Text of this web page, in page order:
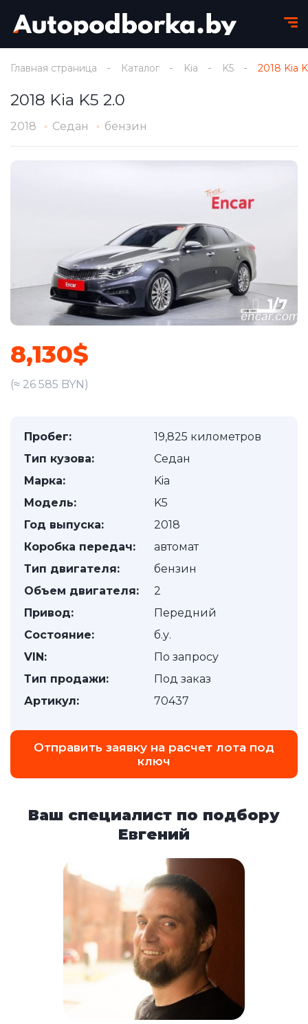
Главная страница Каталог Kia K5 2018 Kia
2018 Kia K5 2.0
2018 Седан бензин
1/7
8,130$
(≈ 26 585 BYN)
Пробег:
19,825 километров
Тип кузова:
Седан
Марка:
Kia
Модель:
K5
Год выпуска:
2018
Коробка передач:
автомат
Тип двигателя:
бензин
Объем двигателя:
2
Привод:
Передний
Состояние:
б.у.
VIN:
По запросу
Тип продажи:
Под заказ
Артикул:
70437
Отправить заявку на расчет лота под
ключ
Ваш специалист по подбору
Евгений